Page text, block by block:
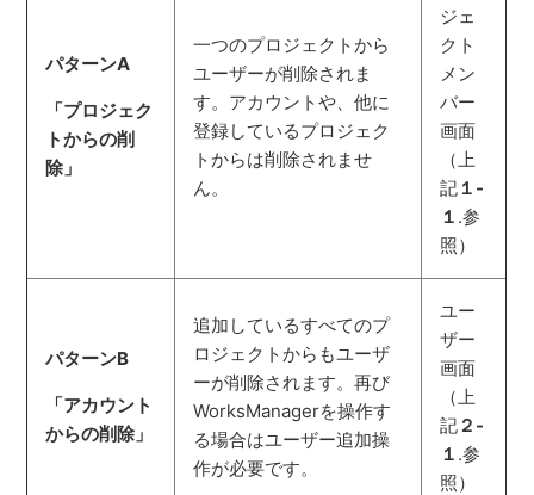
パターンA
「プロジェク
トからの削
除」
一つのプロジェクトから
ユーザーが削除されま
す。アカウントや、他に
登録しているプロジェク
トからは削除されませ
ん。
ジェ
クト
メン
バー
画面
（上
記 １-
１ .参
照）
パターンB
「アカウント
からの削除」
追加しているすべてのプ
ロジェクトからもユーザ
ーが削除されます。再び
WorksManagerを操作す
る場合はユーザー追加操
作が必要です。
ユー
ザー
画面
（上
記 ２-
１ .参
照）